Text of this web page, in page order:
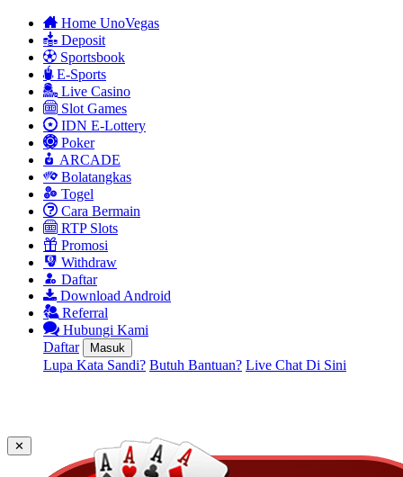
Home UnoVegas
Deposit
Sportsbook
E-Sports
Live Casino
Slot Games
IDN E-Lottery
Poker
ARCADE
Bolatangkas
Togel
Cara Bermain
RTP Slots
Promosi
Withdraw
Daftar
Download Android
Referral
Hubungi Kami
Daftar
Masuk
Lupa Kata Sandi? Butuh Bantuan? Live Chat Di Sini
✕